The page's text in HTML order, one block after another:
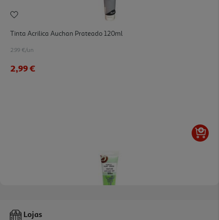
Tinta Acrilica Auchan Prateado 120ml
2.99 €/un
2,99 €
Tinta Acrílica Auchan Verde 120ml
Lojas